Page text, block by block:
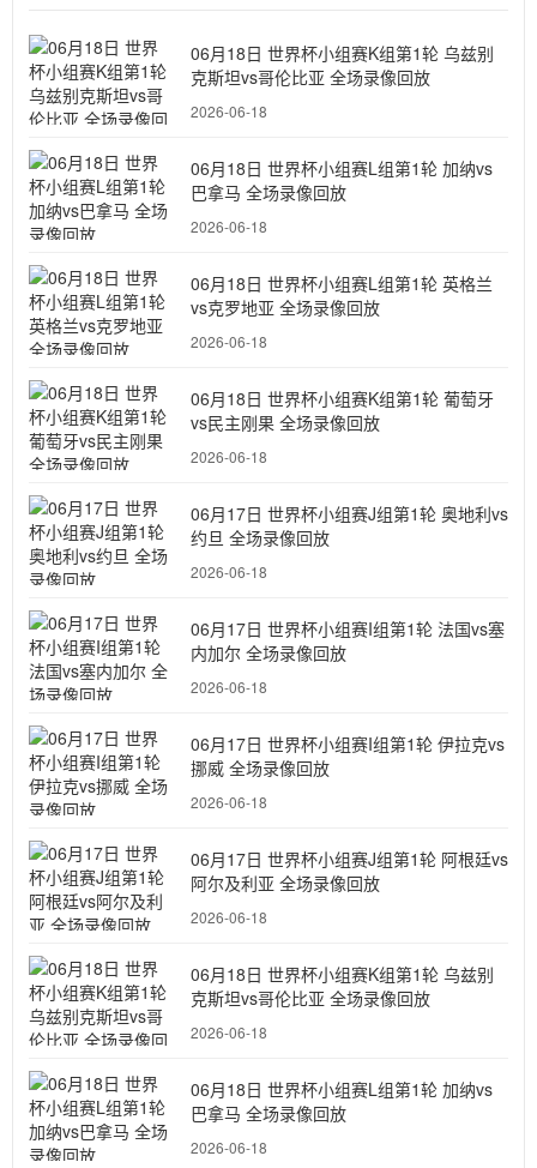
06月18日 世界杯小组赛K组第1轮 乌兹别
克斯坦vs哥伦比亚 全场录像回放
2026-06-18
06月18日 世界杯小组赛L组第1轮 加纳vs
巴拿马 全场录像回放
2026-06-18
06月18日 世界杯小组赛L组第1轮 英格兰
vs克罗地亚 全场录像回放
2026-06-18
06月18日 世界杯小组赛K组第1轮 葡萄牙
vs民主刚果 全场录像回放
2026-06-18
06月17日 世界杯小组赛J组第1轮 奥地利vs
约旦 全场录像回放
2026-06-18
06月17日 世界杯小组赛I组第1轮 法国vs塞
内加尔 全场录像回放
2026-06-18
06月17日 世界杯小组赛I组第1轮 伊拉克vs
挪威 全场录像回放
2026-06-18
06月17日 世界杯小组赛J组第1轮 阿根廷vs
阿尔及利亚 全场录像回放
2026-06-18
06月18日 世界杯小组赛K组第1轮 乌兹别
克斯坦vs哥伦比亚 全场录像回放
2026-06-18
06月18日 世界杯小组赛L组第1轮 加纳vs
巴拿马 全场录像回放
2026-06-18